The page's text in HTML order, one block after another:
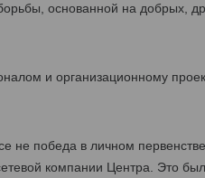
основанной на добрых,
и организационному
не победа в личном
компании Центра. Это